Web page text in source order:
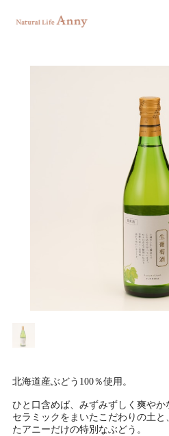
北海道産ぶどう100％使用。
ひと口含めば、みずみずしく爽やか
セラミックをまいたこだわりの土
たアニーだけの特別なぶどう。